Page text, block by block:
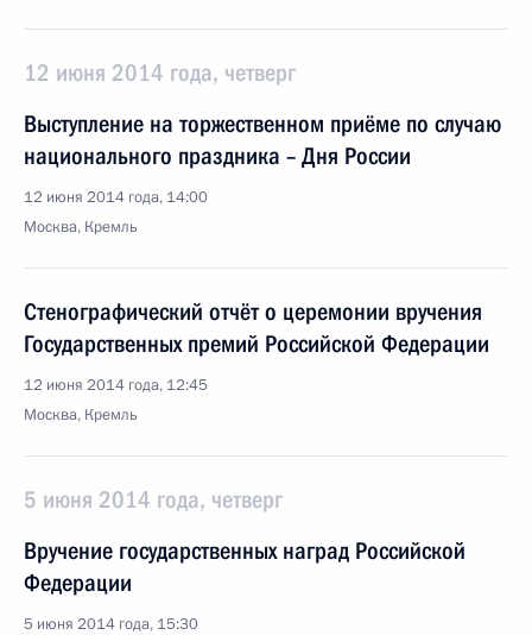
12 июня 2014 года, четверг
Выступление на торжественном приёме по случаю
национального праздника – Дня России
12 июня 2014 года, 14:00
Москва, Кремль
Стенографический отчёт о церемонии вручения
Государственных премий Российской Федерации
12 июня 2014 года, 12:45
Москва, Кремль
5 июня 2014 года, четверг
Вручение государственных наград Российской
Федерации
5 июня 2014 года, 15:30